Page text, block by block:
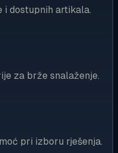
i dostupnih artikala.
za brže snalaženje.
pri izboru rješenja.